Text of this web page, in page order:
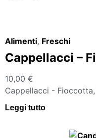
Alimenti, Freschi
10,00 €
Cappellacci -
Leggi tutto